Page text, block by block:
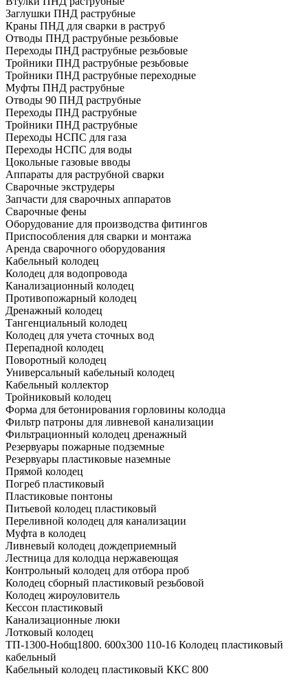
Заглушки ПНД раструбные
Краны ПНД для сварки в раструб
Отводы ПНД раструбные резьбовые
Переходы ПНД раструбные резьбовые
Тройники ПНД раструбные резьбовые
Тройники ПНД раструбные переходные
Муфты ПНД раструбные
Отводы 90 ПНД раструбные
Переходы ПНД раструбные
Тройники ПНД раструбные
Переходы НСПС для газа
Переходы НСПС для воды
Цокольные газовые вводы
Аппараты для раструбной сварки
Сварочные экструдеры
Запчасти для сварочных аппаратов
Сварочные фены
Оборудование для производства фитингов
Приспособления для сварки и монтажа
Аренда сварочного оборудования
Кабельный колодец
Колодец для водопровода
Канализационный колодец
Противопожарный колодец
Дренажный колодец
Тангенциальный колодец
Колодец для учета сточных вод
Перепадной колодец
Поворотный колодец
Универсальный кабельный колодец
Кабельный коллектор
Тройниковый колодец
Форма для бетонирования горловины колодца
Фильтр патроны для ливневой канализации
Фильтрационный колодец дренажный
Резервуары пожарные подземные
Резервуары пластиковые наземные
Прямой колодец
Погреб пластиковый
Пластиковые понтоны
Питьевой колодец пластиковый
Переливной колодец для канализации
Муфта в колодец
Ливневый колодец дождеприемный
Лестница для колодца нержавеющая
Контрольный колодец для отбора проб
Колодец сборный пластиковый резьбовой
Колодец жироуловитель
Кессон пластиковый
Канализационные люки
Лотковый колодец
ТП-1300-Hобщ1800. 600х300 110-16 Колодец пластиковый
кабельный
Кабельный колодец пластиковый ККС 800